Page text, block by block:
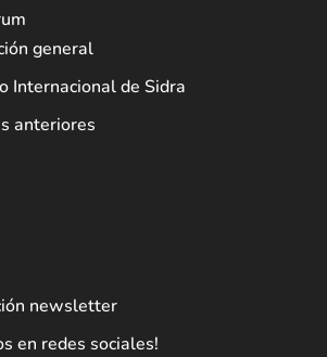
general
Internacional de Sidra
anteriores
newsletter
en redes sociales!